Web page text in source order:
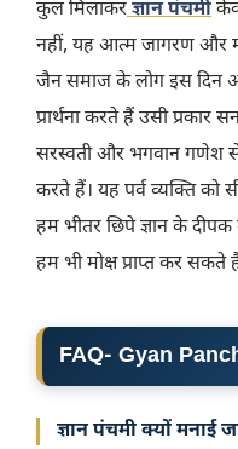
कुल मिलाकरज्ञान पंचमी
नहीं, यह आत्म जागरण और
जैन समाज के लोग इस दिन
प्रार्थना करते हैं उसी प्रकार
सरस्वती और भगवान गणेश
करते हैं। यह पर्व व्यक्ति को
हम भीतर छिपे ज्ञान के
हम भी मोक्ष प्राप्त कर सकते
FAQ- Gyan
ज्ञान पंचमी क्यों मनाई